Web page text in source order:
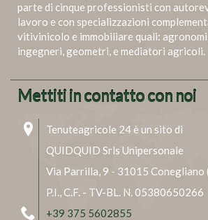
parte di cinque professionisti con
lavoro e con specializzazioni
vitivinicolo e immobiliare quali:
ingegneri, geometri, e mediatori agricoli.
Mettiti in contatto con noi
Tenuteagricole 24 è un sito di
QUIDQUID Srls Unipersonale
Via Parrilla, 9 - 31015 Conegliano
P.I., C.F. - TV-BL. N. 05380650266
+39 375 5602855